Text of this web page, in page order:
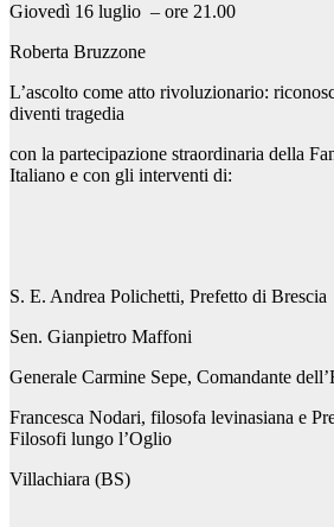
Giovedì 16 luglio – ore 21.00
Roberta Bruzzone
L’ascolto come atto rivoluzionario:
diventi tragedia
con la partecipazione straordinaria della
Italiano e con gli interventi di:
S. E. Andrea Polichetti, Prefetto di Brescia
Sen. Gianpietro Maffoni
Generale Carmine Sepe, Comandante
Francesca Nodari, filosofa levinasiana e
Filosofi lungo l’Oglio
Villachiara (BS)